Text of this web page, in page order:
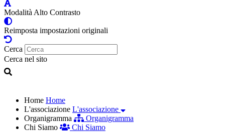
Modalità Alto Contrasto
Reimposta impostazioni originali
Cerca
Cerca nel sito
Home Home
L'associazione L'associazione
Organigramma
Organigramma
Chi Siamo
Chi Siamo